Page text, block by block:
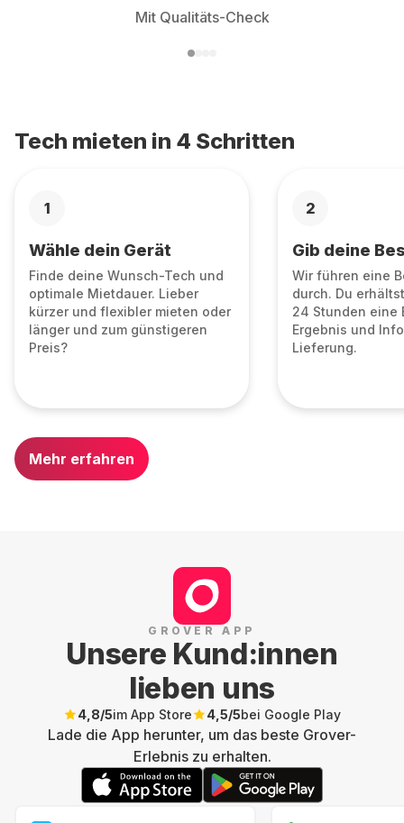
Mit Qualitäts-Check
Tech mieten in 4 Schritten
1
Wähle dein Gerät
Finde deine Wunsch-Tech und
optimale Mietdauer. Lieber
kürzer und flexibler mieten oder
länger und zum günstigeren
Preis?
2
Gib deine
Wir führen eine
durch. Du
24 Stunden eine
Ergebnis und
Lieferung.
Mehr erfahren
GROVER APP
Unsere Kund:innen
lieben uns
4,8/5im App Store 4,5/5bei Google Play
Lade die App herunter, um das beste Grover-
Erlebnis zu erhalten.